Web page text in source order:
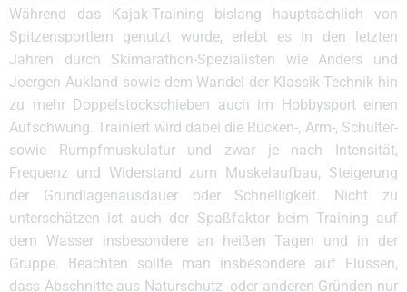
Während das Kajak-Training bislang hauptsächlich von
Spitzensportlern genutzt wurde, erlebt es in den letzten
Jahren durch Skimarathon-Spezialisten wie Anders und
Joergen Aukland sowie dem Wandel der Klassik-Technik hin
zu mehr Doppelstockschieben auch im Hobbysport einen
Aufschwung. Trainiert wird dabei die Rücken-, Arm-, Schulter-
sowie Rumpfmuskulatur und zwar je nach Intensität,
Frequenz und Widerstand zum Muskelaufbau, Steigerung
der Grundlagenausdauer oder Schnelligkeit. Nicht zu
unterschätzen ist auch der Spaßfaktor beim Training auf
dem Wasser insbesondere an heißen Tagen und in der
Gruppe. Beachten sollte man insbesondere auf Flüssen,
dass Abschnitte aus Naturschutz- oder anderen Gründen nur